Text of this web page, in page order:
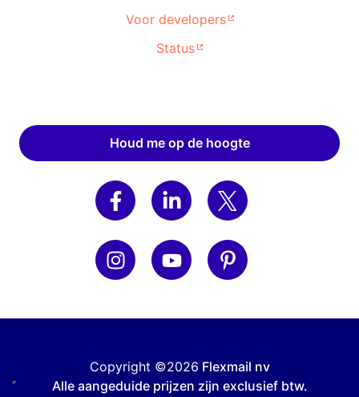
Voor developers
Status
Houd me op de hoogte
Copyright ©2026 Flexmail nv
Alle aangeduide prijzen zijn exclusief btw.